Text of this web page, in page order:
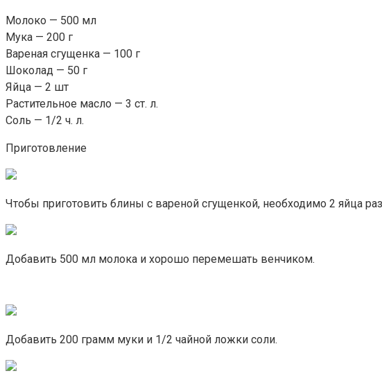
Молоко — 500 мл
Мука — 200 г
Вареная сгущенка — 100 г
Шоколад — 50 г
Яйца — 2 шт
Растительное масло — 3 ст. л.
Соль — 1/2 ч. л.
Приготовление
Чтобы приготовить блины с вареной сгущенкой, необходимо 2 яйца
Добавить 500 мл молока и хорошо перемешать венчиком.
Добавить 200 грамм муки и 1/2 чайной ложки соли.